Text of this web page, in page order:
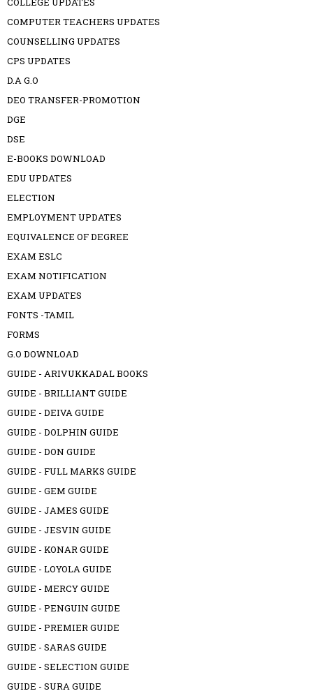
COMPUTER TEACHERS UPDATES
COUNSELLING UPDATES
CPS UPDATES
D.A G.O
DEO TRANSFER-PROMOTION
DGE
DSE
E-BOOKS DOWNLOAD
EDU UPDATES
ELECTION
EMPLOYMENT UPDATES
EQUIVALENCE OF DEGREE
EXAM ESLC
EXAM NOTIFICATION
EXAM UPDATES
FONTS -TAMIL
FORMS
G.O DOWNLOAD
GUIDE - ARIVUKKADAL BOOKS
GUIDE - BRILLIANT GUIDE
GUIDE - DEIVA GUIDE
GUIDE - DOLPHIN GUIDE
GUIDE - DON GUIDE
GUIDE - FULL MARKS GUIDE
GUIDE - GEM GUIDE
GUIDE - JAMES GUIDE
GUIDE - JESVIN GUIDE
GUIDE - KONAR GUIDE
GUIDE - LOYOLA GUIDE
GUIDE - MERCY GUIDE
GUIDE - PENGUIN GUIDE
GUIDE - PREMIER GUIDE
GUIDE - SARAS GUIDE
GUIDE - SELECTION GUIDE
GUIDE - SURA GUIDE